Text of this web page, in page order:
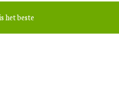
het beste